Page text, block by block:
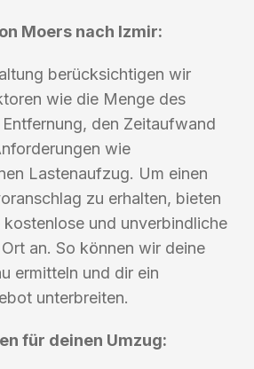
Moers nach Izmir:
berücksichtigen wir
wie die Menge des
den Zeitaufwand
wie
Lastenaufzug. Um einen
zu erhalten, bieten
und unverbindliche
an. So können wir deine
ermitteln und dir ein
unterbreiten.
für deinen Umzug: